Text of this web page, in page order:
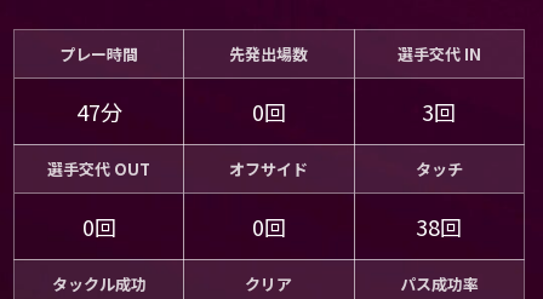
© AbemaTV. Inc. All Rights Reserved.
プレー時間
47分
先発出場数
0回
選手交代 IN
3回
選手交代 OUT
0回
オフサイド
0回
タッチ
38回
タックル成功 クリア パス成功率